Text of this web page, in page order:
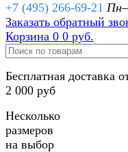
+7 (495) 266-69-21
Заказать обратный
Корзина 0 0 руб.
Бесплатная доставка
2 000 руб
Несколько
размеров
на выбор